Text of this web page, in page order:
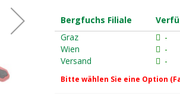
Bergfuchs Filiale
Graz
-
Wien
-
Versand
-
Bitte wählen Sie eine Option